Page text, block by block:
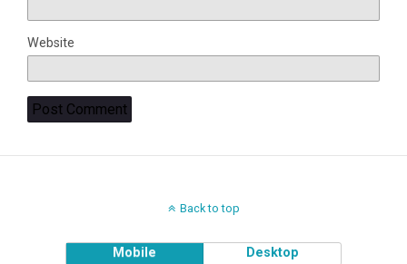
Website
Back to top
Mobile Desktop